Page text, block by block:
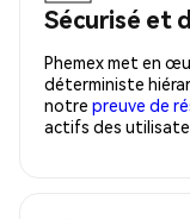
Sécurisé et
Phemex met en
déterministe
notre preuve de
actifs des